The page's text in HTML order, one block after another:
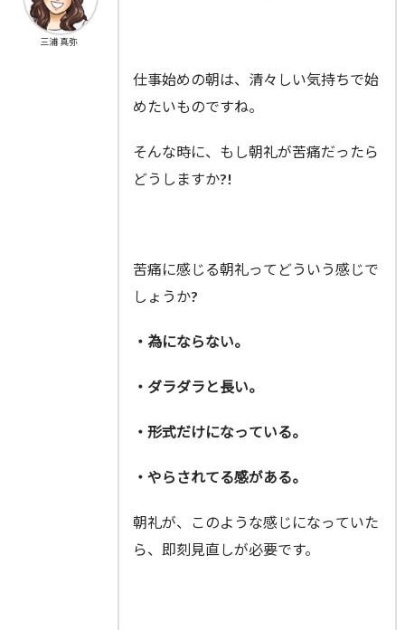
仕事始めの朝は、清々しい気持ちで始
めたいものですね。
そんな時に、もし朝礼が苦痛だったら
どうしますか?!
苦痛に感じる朝礼ってどういう感じで
しょうか?
・為にならない。
・ダラダラと長い。
・形式だけになっている。
・やらされてる感がある。
朝礼が、このような感じになっていた
ら、即刻見直しが必要です。
三浦 真弥